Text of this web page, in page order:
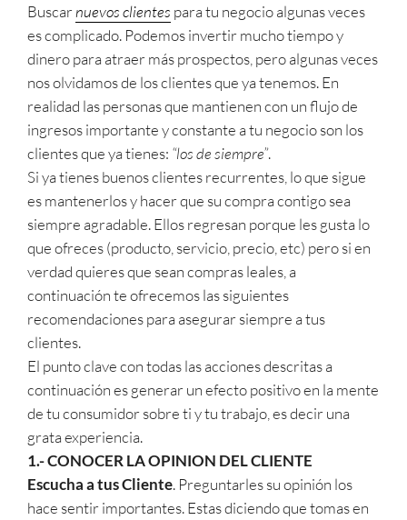
Buscarnuevos clientes para tu negocio algunas veces
es complicado. Podemos invertir mucho tiempo y
dinero para atraer más prospectos, pero algunas veces
nos olvidamos de los clientes que ya tenemos. En
realidad las personas que mantienen con un flujo de
ingresos importante y constante a tu negocio son los
clientes que ya tienes: “los de siempre”.
Si ya tienes buenos clientes recurrentes, lo que sigue
es mantenerlos y hacer que su compra contigo sea
siempre agradable. Ellos regresan porque les gusta lo
que ofreces (producto, servicio, precio, etc) pero si en
verdad quieres que sean compras leales, a
continuación te ofrecemos las siguientes
recomendaciones para asegurar siempre a tus
clientes.
El punto clave con todas las acciones descritas a
continuación es generar un efecto positivo en la mente
de tu consumidor sobre ti y tu trabajo, es decir una
grata experiencia.
1.- CONOCER LA OPINION DEL CLIENTE
Escucha a tus Cliente. Preguntarles su opinión los
hace sentir importantes. Estas diciendo que tomas en